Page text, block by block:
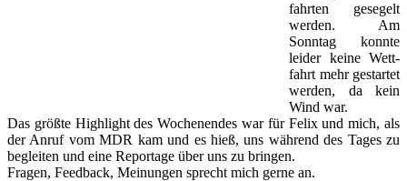
fahrten gesegelt
werden. Am
Sonntag konnte
leider keine Wett­
fahrt mehr gestartet
werden, da kein
Wind war.
Das größte High­light des Wochen­endes war für Felix und mich, als
der Anruf vom MDR kam und es hieß, uns während des Tages zu
begleiten und eine Reportage über uns zu bringen.
Fragen, Feedback, Meinungen sprecht mich gerne an.